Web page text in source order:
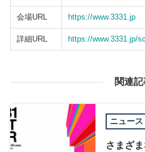
会場URL https://www.3331.jp
詳細URL https://www.3331.jp/
関連
ニュース
さまざ